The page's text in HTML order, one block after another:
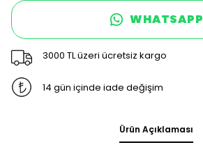
WHATSAPP
3000 TL üzeri ücretsiz kargo
14 gün içinde iade değişim
Ürün Açıklaması